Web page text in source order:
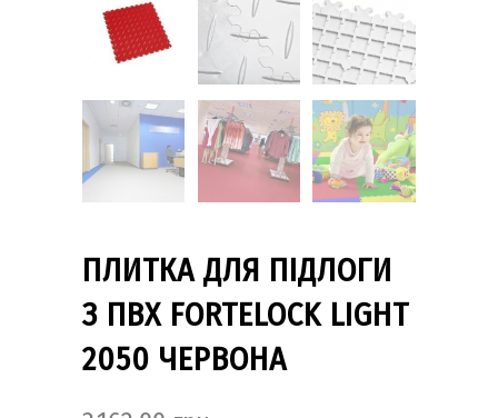
ПЛИТКА ДЛЯ ПІДЛОГИ
З ПВХ FORTELOCK LIGHT
2050 ЧЕРВОНА